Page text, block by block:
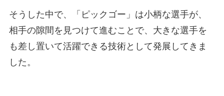
そうした中で、「ピックゴー」は小柄な選手が、
相手の隙間を見つけて進むことで、大きな選手を
も差し置いて活躍できる技術として発展してきま
した。